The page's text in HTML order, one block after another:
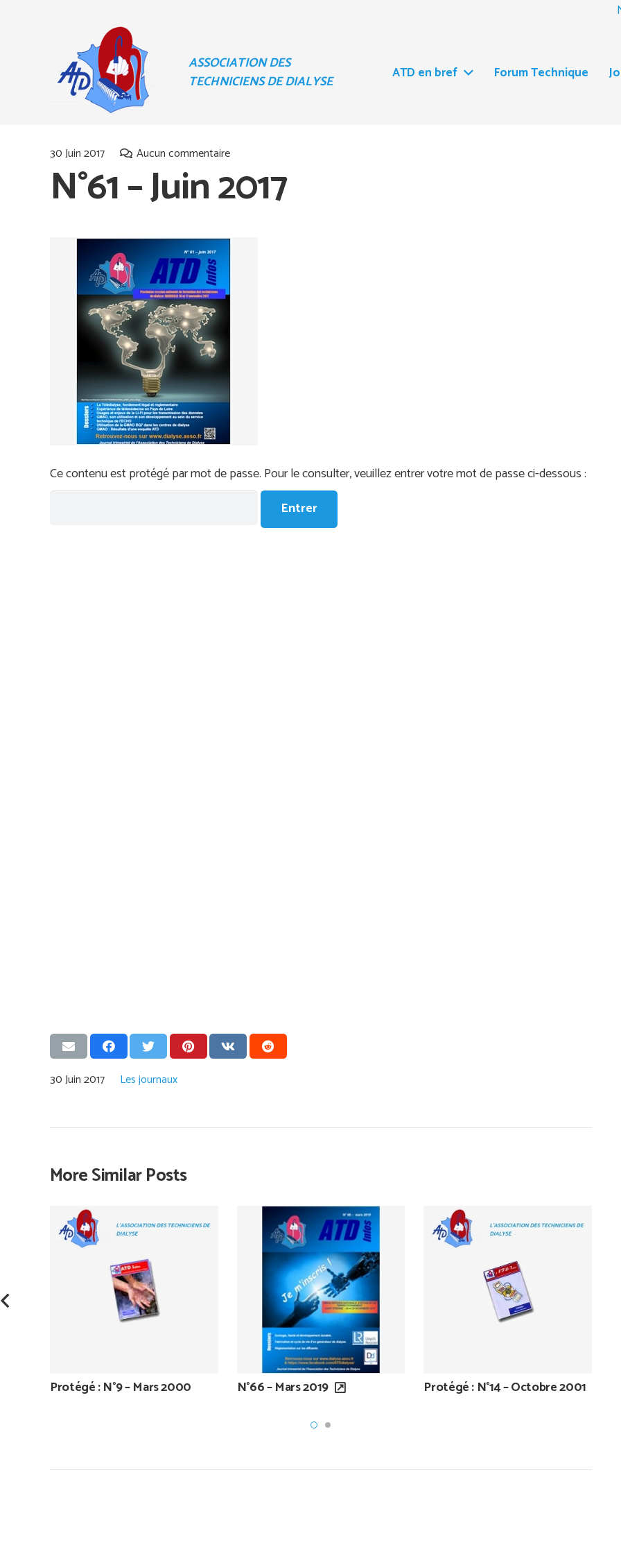
ASSOCIATION DES
TECHNICIENS DE DIALYSE
ATD en bref Forum Technique
30 Juin 2017 Aucun commentaire
N°61 – Juin 2017
Ce contenu est protégé par mot de passe. Pour le consulter, veuillez entrer votre mot de passe ci-dessous :
30 Juin 2017 Les journaux
More Similar Posts
Protégé : N°9 – Mars 2000 N°66 – Mars 2019 Protégé : N°14 – Octobre 2001